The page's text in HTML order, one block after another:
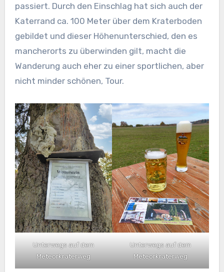
passiert. Durch den Einschlag hat sich auch der
Katerrand ca. 100 Meter über dem Kraterboden
gebildet und dieser Höhenunterschied, den es
mancherorts zu überwinden gilt, macht die
Wanderung auch eher zu einer sportlichen, aber
nicht minder schönen, Tour.
Unterwegs auf dem
Meteorkraterweg
Unterwegs auf dem
Meteorkraterweg